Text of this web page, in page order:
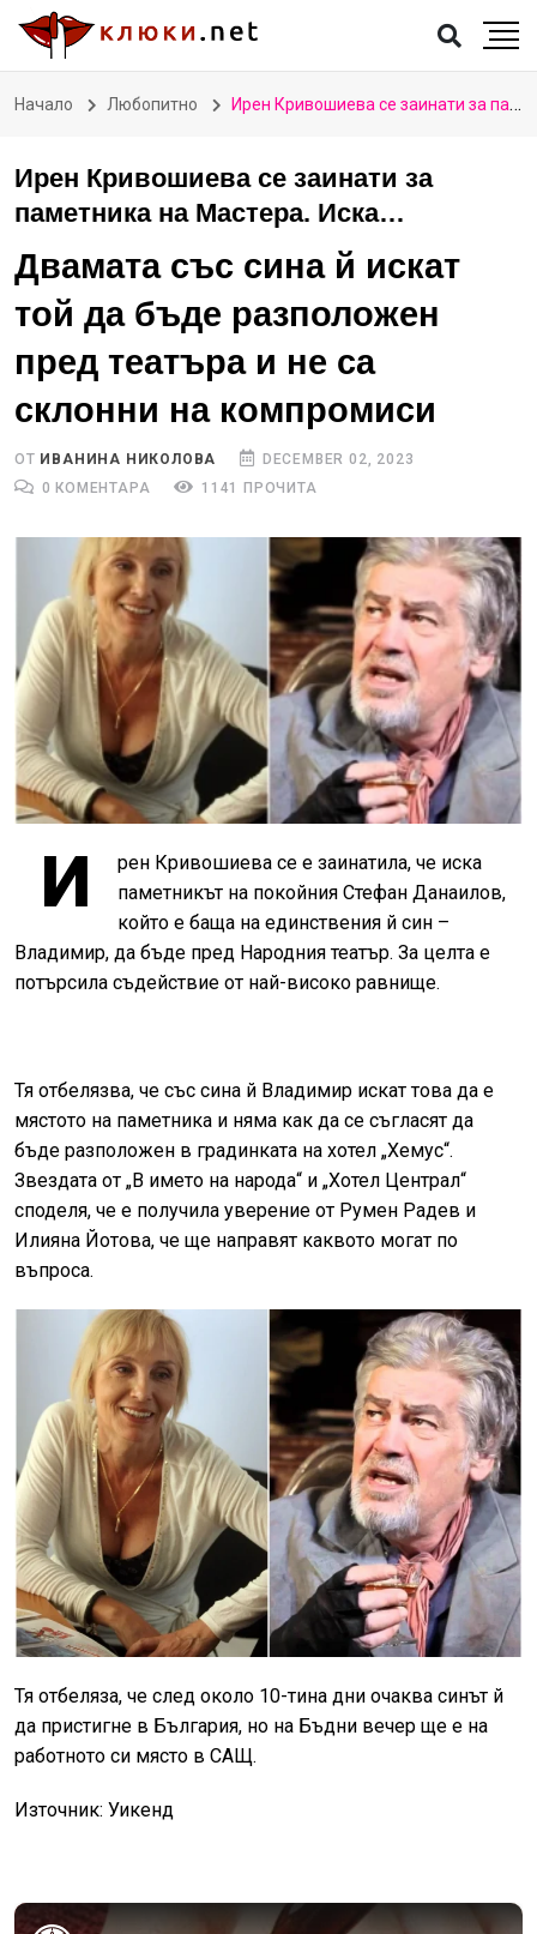
Начало Любопитно Ирен Кривошиева се заинати за паметника на Мастера. Иска…
Ирен Кривошиева се заинати за
паметника на Мастера. Иска…
Двамата със сина й искат
той да бъде разположен
пред театъра и не са
склонни на компромиси
ОТ ИВАНИНА НИКОЛОВА
DECEMBER 02, 2023
0 КОМЕНТАРА
1141 ПРОЧИТА
И
рен Кривошиева се е заинатила, че иска
паметникът на покойния Стефан Данаилов,
който е баща на единствения й син –
Владимир, да бъде пред Народния театър. За целта е
потърсила съдействие от най-високо равнище.
Тя отбелязва, че със сина й Владимир искат това да е
мястото на паметника и няма как да се съгласят да
бъде разположен в градинката на хотел „Хемус“.
Звездата от „В името на народа“ и „Хотел Централ“
споделя, че е получила уверение от Румен Радев и
Илияна Йотова, че ще направят каквото могат по
въпроса.
Тя отбеляза, че след около 10-тина дни очаква синът й
да пристигне в България, но на Бъдни вечер ще е на
работното си място в САЩ.
Източник: Уикенд